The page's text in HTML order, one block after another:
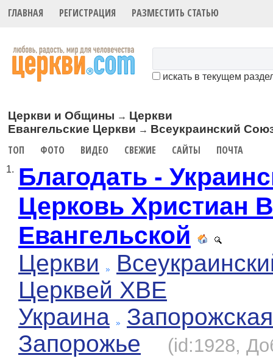
ГЛАВНАЯ РЕГИСТРАЦИЯ РАЗМЕСТИТЬ СТАТЬЮ
искать в текущем
Церкви и Общины → Церкви
Евангельские Церкви → Всеукраинский
ТОП ФОТО ВИДЕО СВЕЖИЕ САЙТЫ ПОЧТА
1. Благодать -
Церковь Христиан
Евангельской
Церкви
Церквей ХВЕ
Украина
Запорожская
Запорожье
(id:1928,